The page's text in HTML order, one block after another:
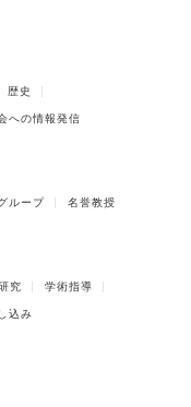
歴史
への情報発信
ループ 名誉教授
究 学術指導
込み